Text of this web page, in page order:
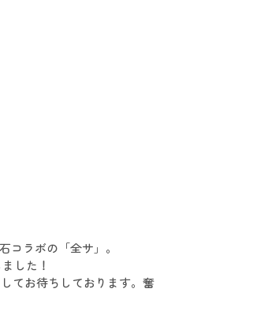
コラボの「全サ」。
した！
てお待ちしております。奮